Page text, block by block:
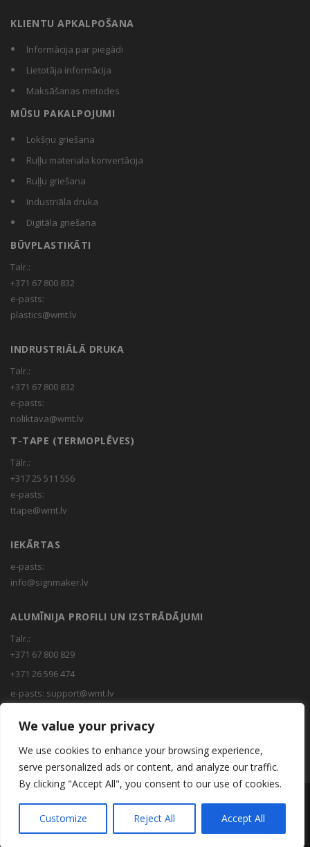
We value your privacy
We use cookies to enhance your browsing experience,
serve personalized ads or content, and analyze our traffic.
By clicking "Accept All", you consent to our use of cookies.
Customize Reject All Accept All
KLIENTU APKALPOŠANA
Informācija par piegādi
Lietotāja informācija
Maksāšanas metodes
MŪSU PAKALPOJUMI
Lokšņu griešana
Ruļļu materiala konvertācija
Ruļļu griešana
Industriāla druka
Digitāla griešana
BŪVPLASTIKĀTI
Talr.:
+371 67 800 832
e-pasts:
plastics@wmt.lv
INDRUSTRIĀLĀ DRUKA
Talr.:
+371 67 800 832
e-pasts:
noliktava@wmt.lv
T-TAPE (TERMOPLĒVES)
Tālr.:
+317 25 511 556
e-pasts:
ttape@wmt.lv
IEKĀRTAS
e-pasts:
info@signmaker.lv
ALUMĪNIJA PROFILI UN IZSTRĀDĀJUMI
Talr.:
+371 67 800 829
+371 26 596 474
e-pasts: support@wmt.lv
INSTRUMENTI
e-pasts:info@uzlex.eu
Copyright © 2020 WMT Baltic